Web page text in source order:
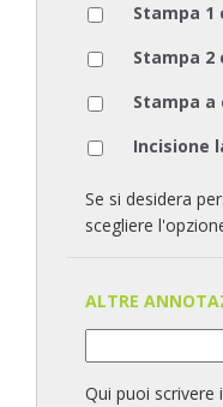
Stampa 1
Stampa 2
Stampa a
Incisione
Se si desidera
scegliere
ALTRE
Qui puoi scrivere